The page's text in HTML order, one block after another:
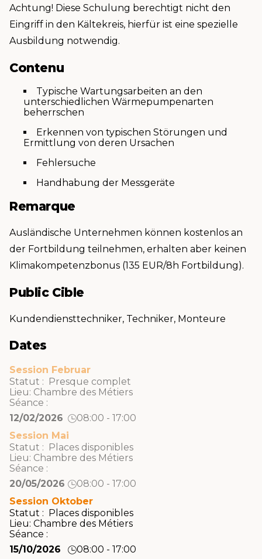
Achtung! Diese Schulung berechtigt nicht den
Eingriff in den Kältekreis, hierfür ist eine spezielle
Ausbildung notwendig.
Contenu
Typische Wartungsarbeiten an den
unterschiedlichen Wärmepumpenarten
beherrschen
Erkennen von typischen Störungen und
Ermittlung von deren Ursachen
Fehlersuche
Handhabung der Messgeräte
Remarque
Ausländische Unternehmen können kostenlos an
der Fortbildung teilnehmen, erhalten aber keinen
Klimakompetenzbonus (135 EUR/8h Fortbildung).
Public Cible
Kundendiensttechniker, Techniker, Monteure
Dates
Session Februar
Statut : Presque complet
Lieu: Chambre des Métiers
Séance :
12/02/2026
08:00 - 17:00
Session Mai
Statut : Places disponibles
Lieu: Chambre des Métiers
Séance :
20/05/2026
08:00 - 17:00
Session Oktober
Statut : Places disponibles
Lieu: Chambre des Métiers
Séance :
15/10/2026
08:00 - 17:00